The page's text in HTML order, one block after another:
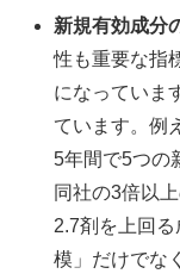
新規有効成分
性も重要な指
になっていま
ています。例
5年間で5つの
同社の3倍以
2.7剤を上回
模」だけでな